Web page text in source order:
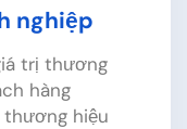
nghiệp
trị thương
hàng
hiệu